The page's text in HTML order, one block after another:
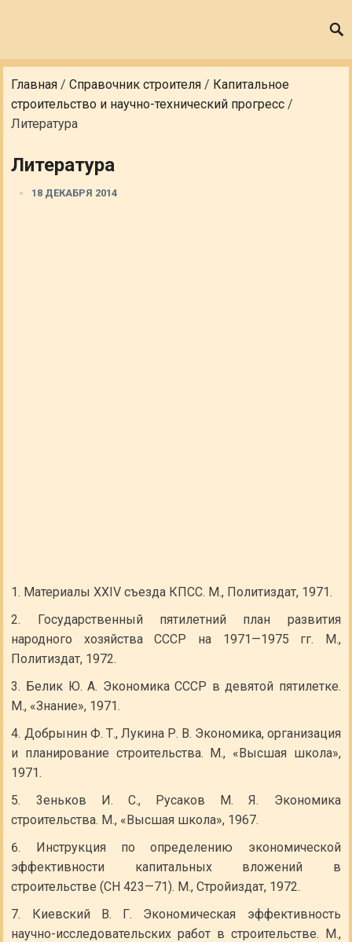
Главная /Справочник строителя / Капитальное
строительство и научно-технический прогресс /
Литература
Литература
18 ДЕКАБРЯ 2014
Материалы XXIV съезда КПСС. М., Политиздат, 1971.
Государственный пятилетний план развития
народного хозяйства СССР на 1971—1975 гг. М.,
Политиздат, 1972.
Белик Ю. А. Экономика СССР в девятой пятилетке.
М., «Знание», 1971.
Добрынин Ф. Т., Лукина Р. В. Экономика, организация
и планирование строительства. М., «Высшая школа»,
1971.
3еньков И. С., Русаков М. Я. Экономика
строительства. М., «Высшая школа», 1967.
Инструкция по определению экономической
эффективности капитальных вложений в
строительстве (СН 423—71). М., Стройиздат, 1972.
Киевский В. Г. Экономическая эффективность
научно-исследовательских работ в строительстве. М.,